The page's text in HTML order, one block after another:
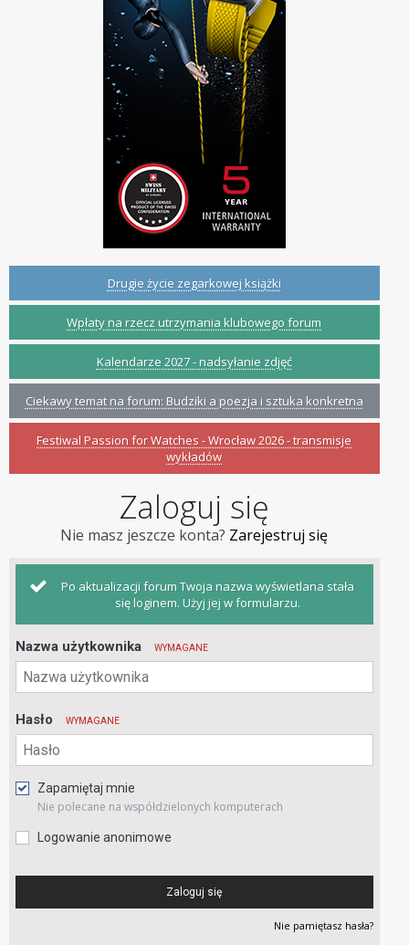
Drugie życie zegarkowej książki
Wpłaty na rzecz utrzymania klubowego forum
Kalendarze 2027 - nadsyłanie zdjęć
Ciekawy temat na forum: Budziki a poezja i sztuka konkretna
Festiwal Passion for Watches - Wrocław 2026 - transmisje
wykładów
Zaloguj się
Nie masz jeszcze konta? Zarejestruj się
Po aktualizacji forum Twoja nazwa wyświetlana stała
się loginem. Użyj jej w formularzu.
Nazwa użytkownika WYMAGANE
Hasło WYMAGANE
Zapamiętaj mnie
Nie polecane na współdzielonych komputerach
Logowanie anonimowe
Zaloguj się
Nie pamiętasz hasła?